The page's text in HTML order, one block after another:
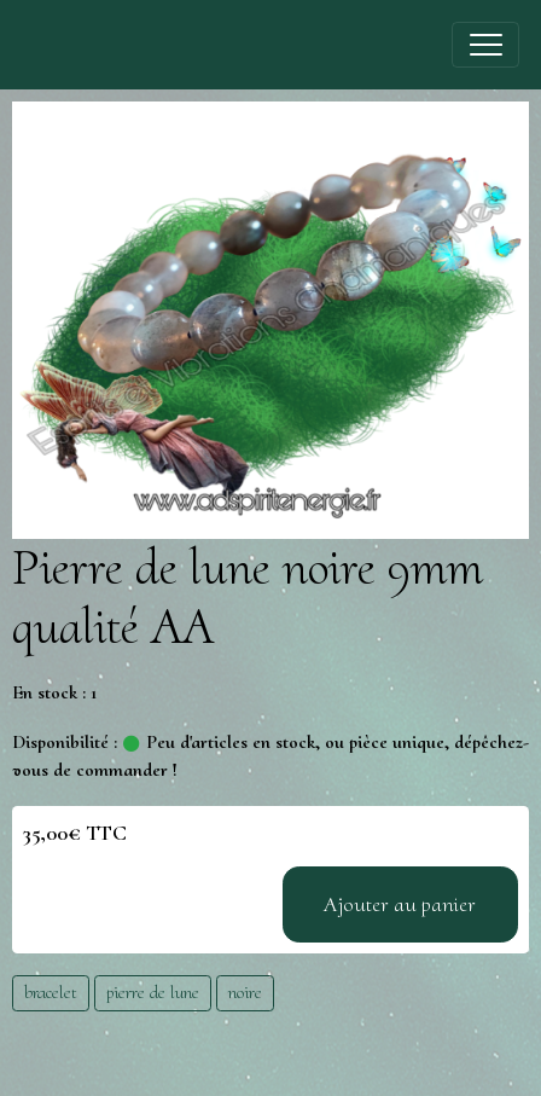
Pierre de lune noire 9mm
qualité AA
En stock : 1
Disponibilité :
Peu d'articles en stock, ou pièce unique, dépêchez-
vous de commander !
35,00€ TTC
Ajouter au panier
bracelet pierre de lune noire